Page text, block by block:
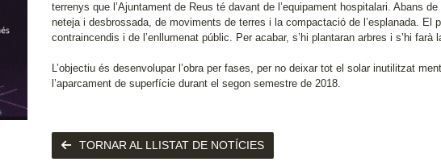
terrenys que l’Ajuntament de Reus té davant de l’equipament hospitalari. Abans
neteja i desbrossada, de moviments de terres i la compactació de l’esplanada. El
contraincendis i de l’enllumenat públic. Per acabar, s’hi plantaran arbres i s’hi
L’objectiu és desenvolupar l’obra per fases, per no deixar tot el solar inutilitzat
l’aparcament de superfície durant el segon semestre de 2018.
TORNAR AL LLISTAT DE NOTÍCIES